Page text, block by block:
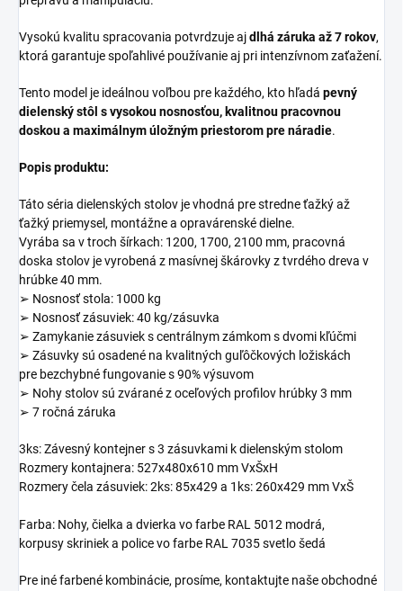
Vysokú kvalitu spracovania potvrdzuje ajdlhá záruka až 7 rokov,
ktorá garantuje spoľahlivé používanie aj pri intenzívnom zaťažení.
Tento model je ideálnou voľbou pre každého, kto hľadá pevný
dielenský stôl s vysokou nosnosťou, kvalitnou pracovnou
doskou a maximálnym úložným priestorom pre náradie.
Popis produktu:
Táto séria dielenských stolov je vhodná pre stredne ťažký až
ťažký priemysel, montážne a opravárenské dielne.
Vyrába sa v troch šírkach: 1200, 1700, 2100 mm, pracovná
doska stolov je vyrobená z masívnej škárovky z tvrdého dreva v
hrúbke 40 mm.
➢ Nosnosť stola: 1000 kg
➢ Nosnosť zásuviek: 40 kg/zásuvka
➢ Zamykanie zásuviek s centrálnym zámkom s dvomi kľúčmi
➢ Zásuvky sú osadené na kvalitných guľôčkových ložiskách
pre bezchybné fungovanie s 90% výsuvom
➢ Nohy stolov sú zvárané z oceľových profilov hrúbky 3 mm
➢ 7 ročná záruka
3ks: Závesný kontejner s 3 zásuvkami k dielenským stolom
Rozmery kontajnera: 527x480x610 mm VxŠxH
Rozmery čela zásuviek: 2ks:85x429 a 1ks: 260x429 mm VxŠ
Farba: Nohy, čielka a dvierka vo farbe RAL 5012 modrá,
korpusy skriniek a police vo farbe RAL 7035 svetlo šedá
Pre iné farbené kombinácie, prosíme, kontaktujte naše obchodné